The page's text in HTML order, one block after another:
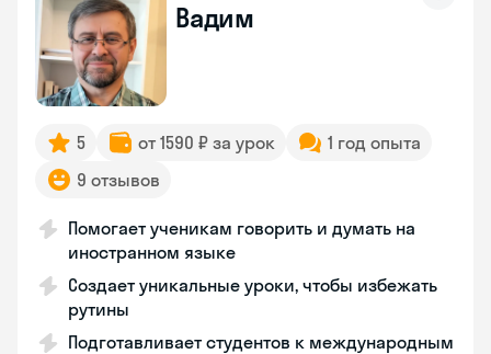
Вадим
5 от 1590 ₽ за урок
1 год опыта
9 отзывов
Помогает ученикам говорить и думать на
иностранном языке
Создает уникальные уроки, чтобы избежать
рутины
Подготавливает студентов к международным